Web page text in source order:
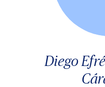
Diego